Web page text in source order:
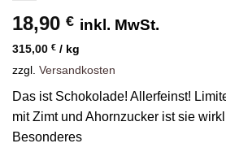
18,90 € inkl. MwSt.
315,00 € / kg
zzgl. Versandkosten
Das ist Schokolade! Allerfeinst!
mit Zimt und Ahornzucker ist sie
Besonderes